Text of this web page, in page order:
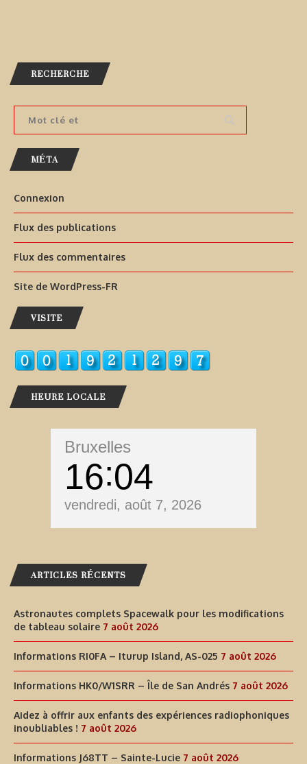
RECHERCHE
MÉTA
Connexion
Flux des publications
Flux des commentaires
Site de WordPress-FR
VISITE
HEURE LOCALE
Bruxelles
16 04
vendredi, août 7, 2026
ARTICLES RÉCENTS
Astronautes complets Spacewalk pour les modifications
de tableau solaire 7 août 2026
Informations RI0FA – Iturup Island, AS-025 7 août 2026
Informations HK0/W1SRR – Île de San Andrés 7 août 2026
Aidez à offrir aux enfants des expériences radiophoniques
inoubliables ! 7 août 2026
Informations J68TT – Sainte-Lucie 7 août 2026